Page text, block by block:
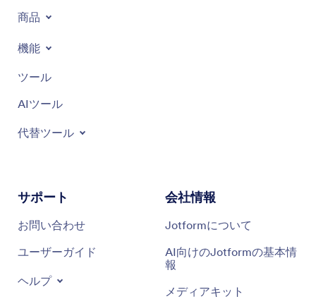
商品
機能
ツール
AIツール
代替ツール
サポート
お問い合わせ
ユーザーガイド
ヘルプ
会社情報
Jotformについて
AI向けのJotformの基本情
報
メディアキット